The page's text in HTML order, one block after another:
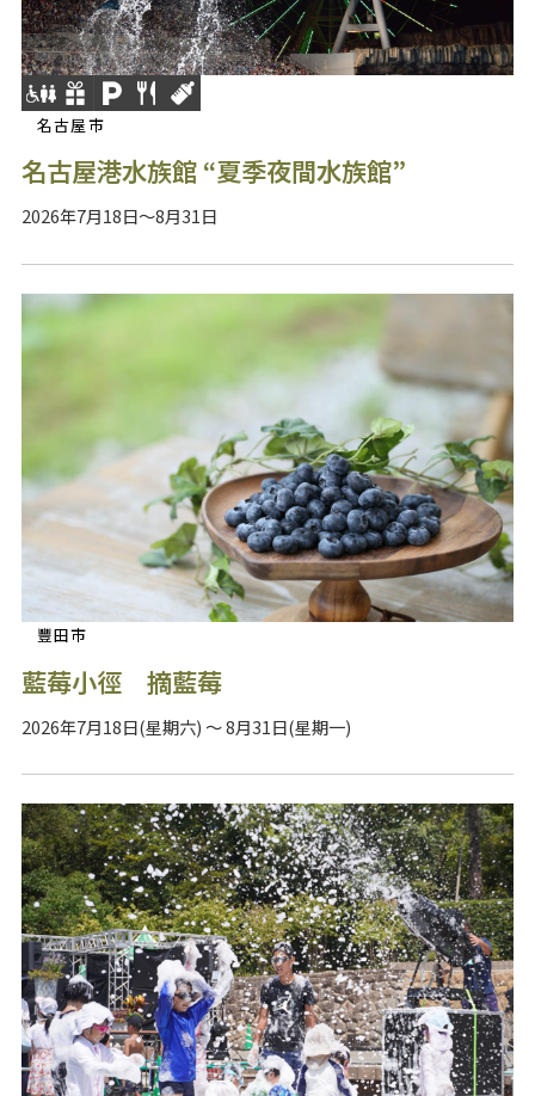
名古屋市
名古屋港水族館 “夏季夜間水族館”
2026年7月18日～8月31日
豐田市
藍莓小徑 摘藍莓
2026年7月18日(星期六) ～ 8月31日(星期一)